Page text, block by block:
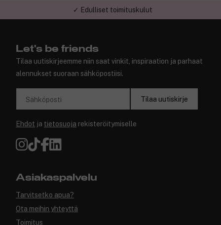
✓ Edulliset toimituskulut
Let's be friends
Tilaa uutiskirjeemme niin saat vinkit, inspiraation ja parhaat
alennukset suoraan sähköpostiisi.
Sähköposti Tilaa uutiskirje
Ehdot ja tietosuoja rekisteröitymiselle
Asiakaspalvelu
Tarvitsetko apua?
Ota meihin yhteyttä
Toimitus